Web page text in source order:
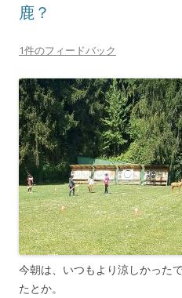
鹿？
1件のフィードバック
今朝は、いつもより涼しかった
たとか。